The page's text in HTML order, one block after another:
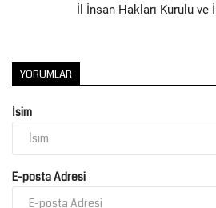
İl İnsan Hakları Kurulu ve
YORUMLAR
İsim
E-posta Adresi